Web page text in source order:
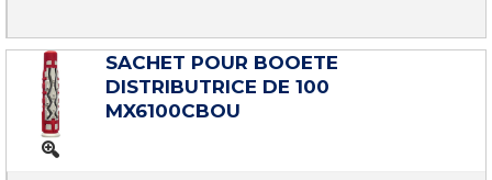
SACHET POUR BOOETE
DISTRIBUTRICE DE 100
MX6100CBOU